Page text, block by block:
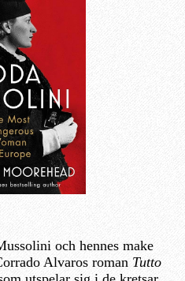
och hennes make
Alvaros roman Tutto